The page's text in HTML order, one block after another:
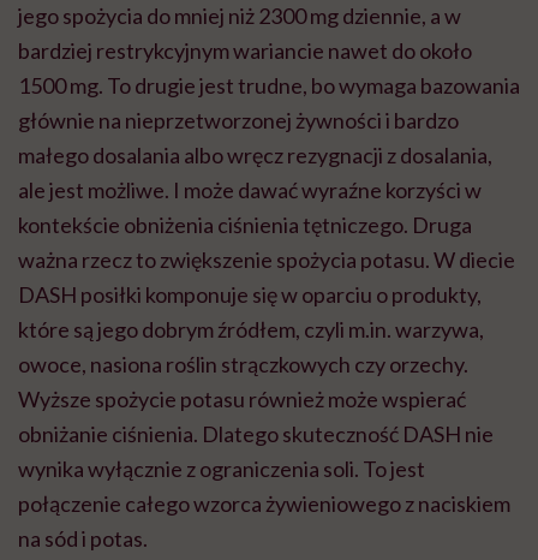
jego spożycia do mniej niż 2300 mg dziennie, a w
bardziej restrykcyjnym wariancie nawet do około
1500 mg. To drugie jest trudne, bo wymaga bazowania
głównie na nieprzetworzonej żywności i bardzo
małego dosalania albo wręcz rezygnacji z dosalania,
ale jest możliwe. I może dawać wyraźne korzyści w
kontekście obniżenia ciśnienia tętniczego. Druga
ważna rzecz to zwiększenie spożycia potasu. W diecie
DASH posiłki komponuje się w oparciu o produkty,
które są jego dobrym źródłem, czyli m.in. warzywa,
owoce, nasiona roślin strączkowych czy orzechy.
Wyższe spożycie potasu również może wspierać
obniżanie ciśnienia. Dlatego skuteczność DASH nie
wynika wyłącznie z ograniczenia soli. To jest
połączenie całego wzorca żywieniowego z naciskiem
na sód i potas.